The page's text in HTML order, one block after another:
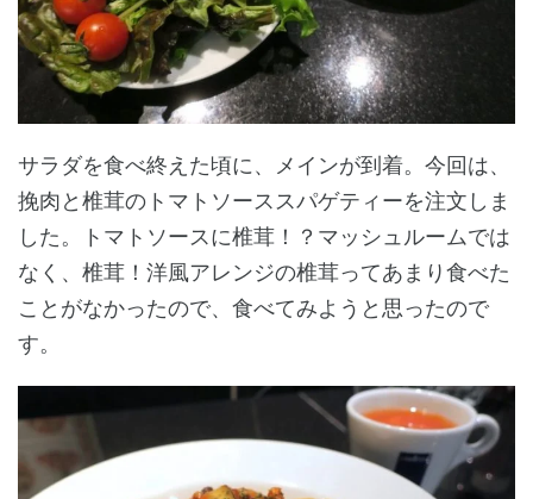
サラダを食べ終えた頃に、メインが到着。今回は、
挽肉と椎茸のトマトソーススパゲティーを注文しま
した。トマトソースに椎茸！？マッシュルームでは
なく、椎茸！洋風アレンジの椎茸ってあまり食べた
ことがなかったので、食べてみようと思ったので
す。